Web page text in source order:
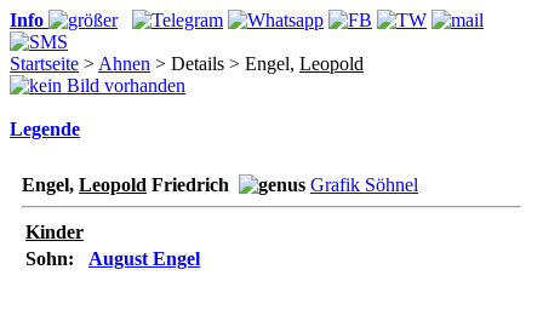
Info
Startseite > Ahnen > Details > Engel, Leopold
Legende
Engel, Leopold Friedrich Grafik Söhnel
Kinder
Sohn:
August Engel